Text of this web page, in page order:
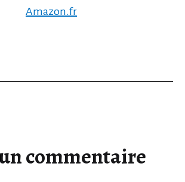
Amazon.fr
commentaire